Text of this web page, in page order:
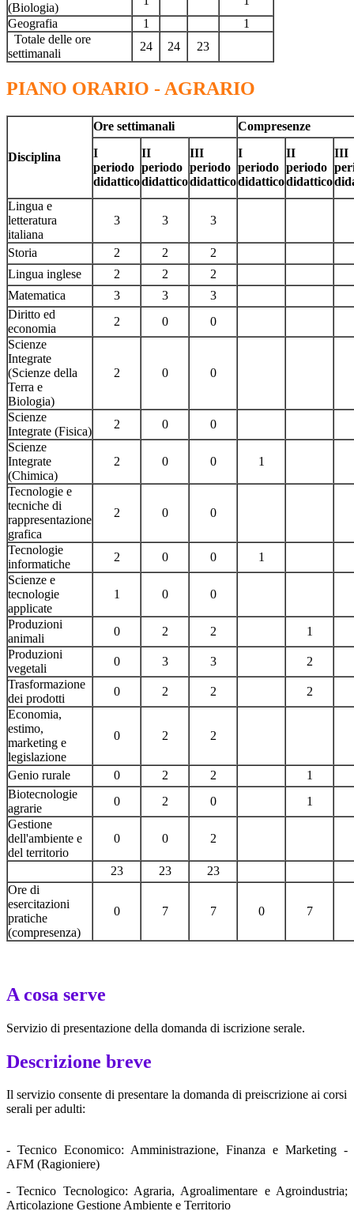
(Biologia)
Geografia
1
1
Totale delle ore
settimanali
24 24 23
PIANO ORARIO - AGRARIO
Disciplina
Ore settimanali
Compresenze
I
periodo
didattico
II
periodo
didattico
III
periodo
didattico
I
periodo
didattico
II
periodo
didattico
III
Lingua e
letteratura
italiana
3 3 3
Storia 2 2
2
Lingua inglese
2 2
2
Matematica
3 3
3
Diritto ed
economia
2 0
0
Scienze
Integrate
(Scienze della
Terra e
Biologia)
2 0 0
Scienze
Integrate (Fisica)
2 0
0
Scienze
Integrate
(Chimica)
2 0 0 1
Tecnologie e
tecniche di
rappresentazione
grafica
2 0 0
Tecnologie
informatiche
2 0 0
1
Scienze e
tecnologie
applicate
1 0 0
Produzioni
animali
0 2 2
1
Produzioni
vegetali
0 3 3
2
Trasformazione
dei prodotti
0 2 2
2
Economia,
estimo,
marketing e
legislazione
0 2 2
Genio rurale 0 2 2
1
Biotecnologie
agrarie
0 2 0
1
Gestione
dell'ambiente e
del territorio
0 0 2
23 23
23
Ore di
esercitazioni
pratiche
(compresenza)
0 7 7 0 7
A cosa serve
Servizio di presentazione della domanda di iscrizione serale.
Descrizione breve
Il servizio consente di presentare la domanda di preiscrizione ai corsi
serali per adulti:
- Tecnico Economico: Amministrazione, Finanza e Marketing -
AFM (Ragioniere)
- Tecnico Tecnologico: Agraria, Agroalimentare e Agroindustria;
Articolazione Gestione Ambiente e Territorio